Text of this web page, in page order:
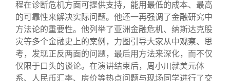
程在诊断危机方面可提供支持，能用最低的成本、最高
的可靠性来解决实际问题。他还一再强调了金融研究中
方法论的重要性。他列举了亚洲金融危机、纳斯达克股
灾等多个金融史上的案例，力图引导大家从中观察、思
考，发现正反两面的问题，最后用方法来深化，而不仅
仅限于口头的谈论。在演讲结束后，周小川就美元体
系、人民币汇率、房价等热点问题与现场同学进行了交